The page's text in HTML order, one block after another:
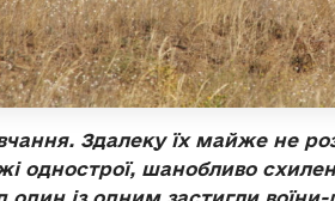
Здалеку їх майже не
однострої, шанобливо